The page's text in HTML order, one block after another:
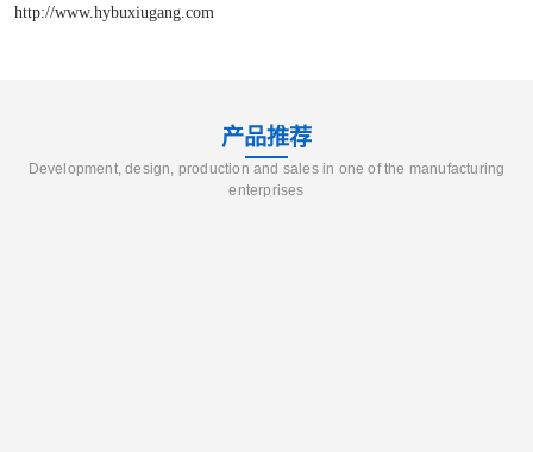
http://www.hybuxiugang.com
产品推荐
Development, design, production and sales in one of the manufacturing
enterprises